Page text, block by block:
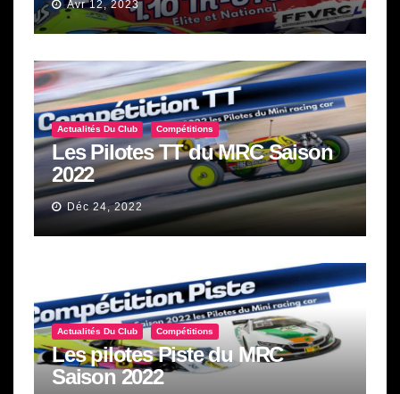
Avr 12, 2023
Actualités Du Club Compétitions
Les Pilotes TT du MRC Saison
2022
Déc 24, 2022
Actualités Du Club Compétitions
Les pilotes Piste du MRC
Saison 2022